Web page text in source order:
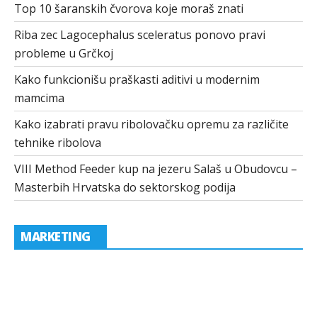
Top 10 šaranskih čvorova koje moraš znati
Riba zec Lagocephalus sceleratus ponovo pravi
probleme u Grčkoj
Kako funkcionišu praškasti aditivi u modernim
mamcima
Kako izabrati pravu ribolovačku opremu za različite
tehnike ribolova
VIII Method Feeder kup na jezeru Salaš u Obudovcu –
Masterbih Hrvatska do sektorskog podija
MARKETING